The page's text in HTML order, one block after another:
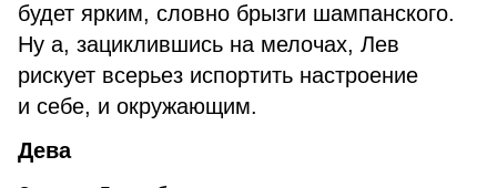
будет ярким, словно брызги шампанского.
Ну а, зациклившись на мелочах, Лев
рискует всерьез испортить настроение
и себе, и окружающим.
Дева